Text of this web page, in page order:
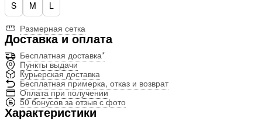
S
M
L
Размерная сетка
Доставка и оплата
Бесплатная доставка*
Пункты выдачи
Курьерская доставка
Бесплатная примерка, отказ и возврат
Оплата при получении
50 бонусов за отзыв с фото
Характеристики